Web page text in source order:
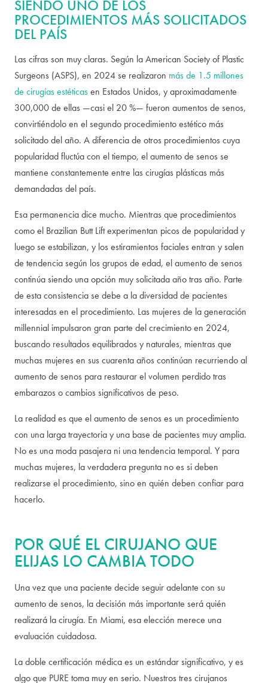
SIENDO UNO DE LOS
PROCEDIMIENTOS MÁS SOLICITADOS
DEL PAÍS
Las cifras son muy claras. Según la American Society of Plastic
Surgeons (ASPS), en 2024 se realizaron más de 1.5 millones
de cirugías estéticasen Estados Unidos, y aproximadamente
300,000 de ellas —casi el 20 %— fueron aumentos de senos,
convirtiéndolo en el segundo procedimiento estético más
solicitado del año. A diferencia de otros procedimientos cuya
popularidad fluctúa con el tiempo, el aumento de senos se
mantiene constantemente entre las cirugías plásticas más
demandadas del país.
Esa permanencia dice mucho. Mientras que procedimientos
como el Brazilian Butt Lift experimentan picos de popularidad y
luego se estabilizan, y los estiramientos faciales entran y salen
de tendencia según los grupos de edad, el aumento de senos
continúa siendo una opción muy solicitada año tras año. Parte
de esta consistencia se debe a la diversidad de pacientes
interesadas en el procedimiento. Las mujeres de la generación
millennial impulsaron gran parte del crecimiento en 2024,
buscando resultados equilibrados y naturales, mientras que
muchas mujeres en sus cuarenta años continúan recurriendo al
aumento de senos para restaurar el volumen perdido tras
embarazos o cambios significativos de peso.
La realidad es que el aumento de senos es un procedimiento
con una larga trayectoria y una base de pacientes muy amplia.
No es una moda pasajera ni una tendencia temporal. Y para
muchas mujeres, la verdadera pregunta no es si deben
realizarse el procedimiento, sino en quién deben confiar para
hacerlo.
POR QUÉ EL CIRUJANO QUE
ELIJAS LO CAMBIA TODO
Una vez que una paciente decide seguir adelante con su
aumento de senos, la decisión más importante será quién
realizará la cirugía. En Miami, esa elección merece una
evaluación cuidadosa.
La doble certificación médica es un estándar significativo, y es
algo que PURE toma muy en serio. Nuestros tres cirujanos